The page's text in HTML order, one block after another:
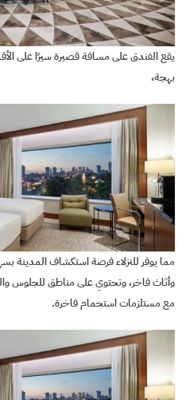
يقع الفندق على مسافة قصيرة سيرًا على
بهجة،
مما يوفر للنزلاء فرصة استكشاف المدينة
وأثاث فاخر، وتحتوي على مناطق للجلوس
مع مستلزمات استحمام فاخرة.